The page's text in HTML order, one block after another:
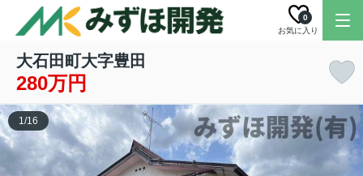
お気に入り
0
大石田町大字豊田
280万円
1/16